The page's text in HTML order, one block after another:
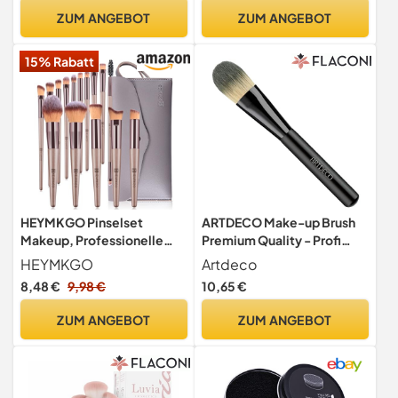
ZUM ANGEBOT
Schminkpinsel Set Beauty
ZUM ANGEBOT
15% Rabatt
HEYMKGO Pinselset
Makeup, Professionelle
Make Up Pinsel Set 15-
teilig mit Tasche,
Champagner Gold
Lidschatten Make-up
Kosmetikpinsel Schminke
Geschenksets
HEYMKGO
8,48 € 9,98 €
ZUM ANGEBOT
ARTDECO Make-up Brush
Premium Quality - Profi
Make-up Pinsel - 1 Stück
Artdeco
10,65 €
ZUM ANGEBOT